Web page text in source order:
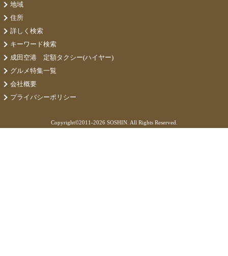
地域
住所
詳しく検索
キーワード検索
成田空港 定額タクシー(ハイヤー)
グルメ特集一覧
会社概要
プライバシーポリシー
Copyright©2011-2026 SOSHIN. All Rights Reserved.